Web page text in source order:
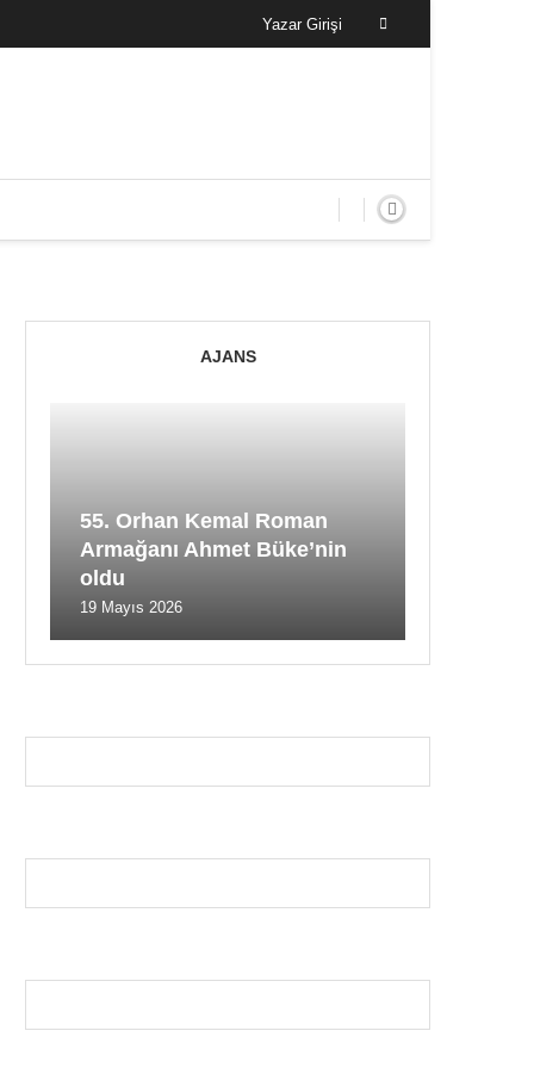
Yazar Girişi
AJANS
55. Orhan Kemal Roman
Armağanı Ahmet Büke’nin
oldu
19 Mayıs 2026